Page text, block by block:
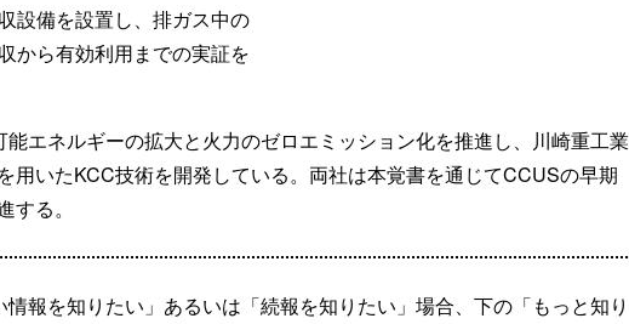
設備を設置し、排ガス中の
から有効利用までの実証を
エネルギーの拡大と火力のゼロエミッション化を推進し、川崎重工業
用いたKCC技術を開発している。両社は本覚書を通じてCCUSの早期
する。
情報を知りたい」あるいは「続報を知りたい」場合、下の「もっと知り